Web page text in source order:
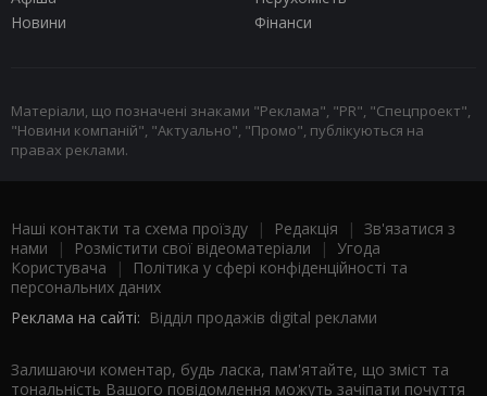
Новини
Фінанси
Матеріали, що позначені знаками "Реклама", "PR", "Спецпроект",
"Новини компаній", "Актуально", "Промо", публікуються на
правах реклами.
Наші контакти та схема проїзду | Редакція | Зв'язатися з
нами | Розмістити свої відеоматеріали | Угода
Користувача |
Політика у сфері конфіденційності та
персональних даних
Реклама на сайті: Відділ продажів digital реклами
Залишаючи коментар, будь ласка, пам'ятайте, що зміст та
тональність Вашого повідомлення можуть зачіпати почуття